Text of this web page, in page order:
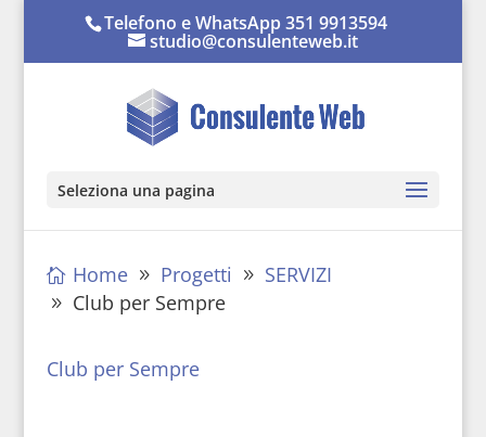
Telefono e WhatsApp 351 9913594
studio@consulenteweb.it
Seleziona una pagina
Home Progetti
SERVIZI
Club per Sempre
Club per Sempre